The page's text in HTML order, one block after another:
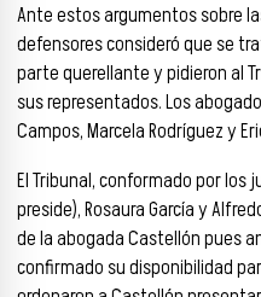
Ante estos argumentos sobre
defensores consideró que se
parte querellante y pidieron al
sus representados. Los
Campos, Marcela Rodríguez y
El Tribunal, conformado por los
preside), Rosaura García y
de la abogada Castellón pues
confirmado su disponibilidad